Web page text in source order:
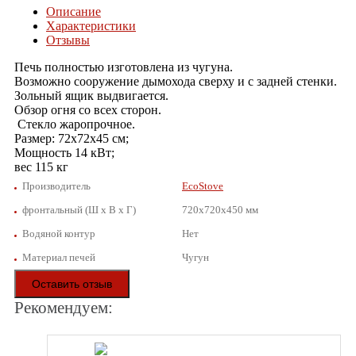
Описание
Характеристики
Отзывы
Печь полностью изготовлена из чугуна.
Возможно сооружение дымохода сверху и с задней стенки.
Зольный ящик выдвигается.
Обзор огня со всех сторон.
Стекло жаропрочное.
Размер: 72х72х45 см;
Мощность 14 кВт;
вес 115 кг
Производитель
EcoStove
фронтальный (Ш х В х Г)
720x720x450 мм
Водяной контур
Нет
Материал печей
Чугун
Оставить отзыв
Рекомендуем: